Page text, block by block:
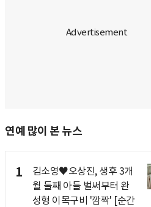
연예 많이 본 뉴스
1
김소영♥오상진, 생후 3개
월 둘째 아들 벌써부터 완
성형 이목구비 '깜짝' [순간